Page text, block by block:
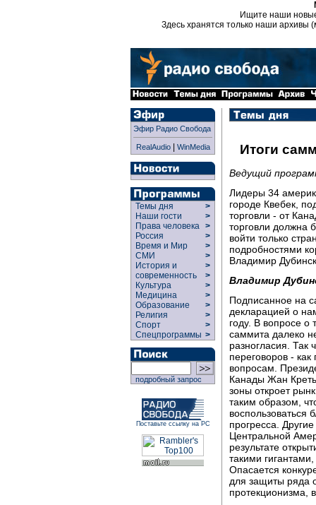
Ищите наши
Здесь хранятся только наши архивы
Эфир Радио Свобода
RealAudio| WinMedia
Темы дня
>
Наши гости
>
Права человека >
Россия
>
Время и Мир
>
СМИ
>
История и
современность
>
>
Культура
>
Медицина
>
Образование
>
Религия
>
Спорт
>
Спецпрограммы >
подробный запрос
Поставьте ссылку на РС
Итоги
Ведущий
Лидеры 34
городе Квебек,
торговли - от
торговли должна
войти только
подробностями
Владимир
Владимир
Подписанное на
декларацией о
году. В вопросе о
саммита далеко
разногласия. Так
переговоров -
вопросам.
Канады Жан
зоны откроет
таким образом,
воспользоваться
прогресса.
Центральной
результате
такими
Опасается
для защиты ряда
протекционизма,